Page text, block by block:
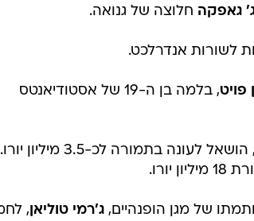
גאפקה חלוצה של גנואה.
לשורות אנדרלכט.
פויט
, בלמה בן ה-19 של אסטודיאנטס
, בלמה של שאלקה, הושאל לעונה בתמורה לכ-3.5 מיליון יורו.
של מגן הופנהיים, ג'רמי טוליאן,